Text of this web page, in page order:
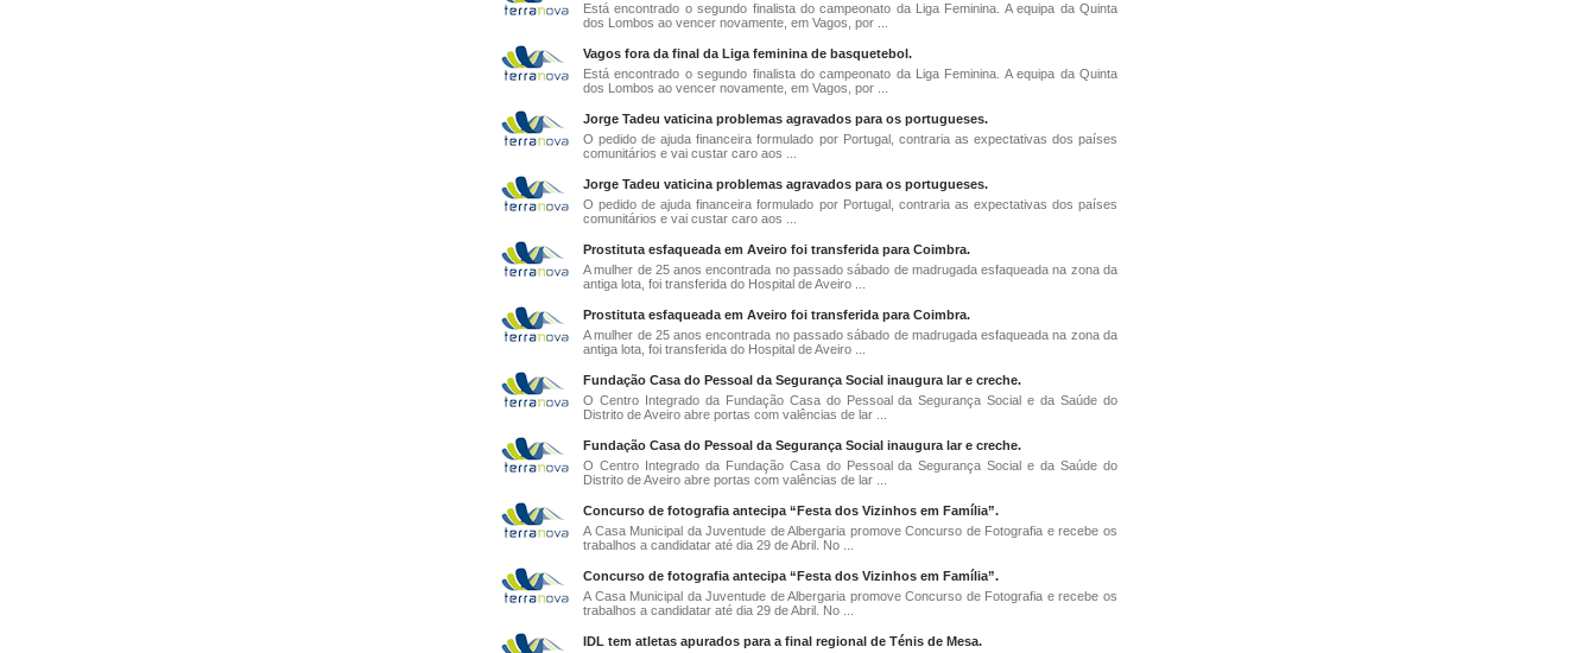
Está encontrado o segundo finalista do campeonato da Liga Feminina. A equipa da Quinta
dos Lombos ao vencer novamente, em Vagos, por ...
Vagos fora da final da Liga feminina de basquetebol.
Está encontrado o segundo finalista do campeonato da Liga Feminina. A equipa da Quinta
dos Lombos ao vencer novamente, em Vagos, por ...
Jorge Tadeu vaticina problemas agravados para os portugueses.
O pedido de ajuda financeira formulado por Portugal, contraria as expectativas dos países
comunitários e vai custar caro aos ...
Jorge Tadeu vaticina problemas agravados para os portugueses.
O pedido de ajuda financeira formulado por Portugal, contraria as expectativas dos países
comunitários e vai custar caro aos ...
Prostituta esfaqueada em Aveiro foi transferida para Coimbra.
A mulher de 25 anos encontrada no passado sábado de madrugada esfaqueada na zona da
antiga lota, foi transferida do Hospital de Aveiro ...
Prostituta esfaqueada em Aveiro foi transferida para Coimbra.
A mulher de 25 anos encontrada no passado sábado de madrugada esfaqueada na zona da
antiga lota, foi transferida do Hospital de Aveiro ...
Fundação Casa do Pessoal da Segurança Social inaugura lar e creche.
O Centro Integrado da Fundação Casa do Pessoal da Segurança Social e da Saúde do
Distrito de Aveiro abre portas com valências de lar ...
Fundação Casa do Pessoal da Segurança Social inaugura lar e creche.
O Centro Integrado da Fundação Casa do Pessoal da Segurança Social e da Saúde do
Distrito de Aveiro abre portas com valências de lar ...
Concurso de fotografia antecipa “Festa dos Vizinhos em Família”.
A Casa Municipal da Juventude de Albergaria promove Concurso de Fotografia e recebe os
trabalhos a candidatar até dia 29 de Abril. No ...
Concurso de fotografia antecipa “Festa dos Vizinhos em Família”.
A Casa Municipal da Juventude de Albergaria promove Concurso de Fotografia e recebe os
trabalhos a candidatar até dia 29 de Abril. No ...
IDL tem atletas apurados para a final regional de Ténis de Mesa.